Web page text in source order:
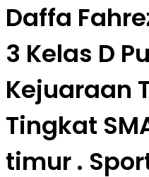
Daffa
3 Kelas D
Kejuaraan
Tingkat
timur .